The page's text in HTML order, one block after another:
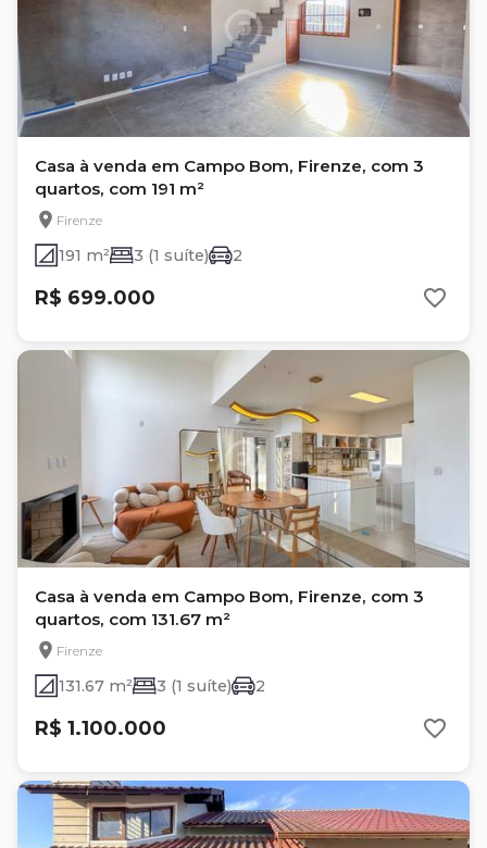
Casa à venda em Campo Bom, Firenze, com 3
quartos, com 191 m²
Firenze
191 m² 3 (1 suíte) 2
R$ 699.000
Casa à venda em Campo Bom, Firenze, com 3
quartos, com 131.67 m²
Firenze
131.67 m² 3 (1 suíte) 2
R$ 1.100.000